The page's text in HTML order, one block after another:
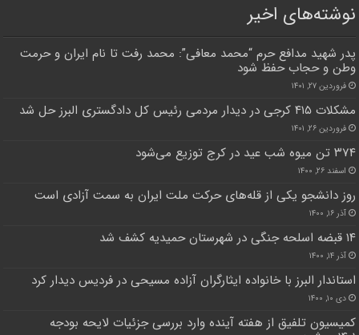
نوشته‌های اخیر
پدر شهید مدافع حرم “محمد معافی”: محمد رفت تا نام ایران و حرمت
وطن و حجاب حفظ شود
فروردین ۲۷, ۱۴۰۱
مشکلات ۴۱۵ کرجی در دیدار مردمی رئیس کل دادگستری البرز حل شد
فروردین ۲۶, ۱۴۰۱
۳۷۴ تن میوه شب عید در کرج توزیع می‌شود
اسفند ۲۶, ۱۴۰۰
روز دانشجو یکی از قله‌های حرکت ملت ایران به سمت آزادی است
آذر ۱۶, ۱۴۰۰
۱۴ قبضه اسلحه جنگی در شهرستان حمیدیه کشف شد
آذر ۱۴, ۱۴۰۰
استاندار البرز با خانواده ایثارگران آزاده مسیحی در فردیس دیدار کرد
دی ۱۰, ۱۴۰۰
کمیسیون تلفیق از هفته‌ آینده وارد بررسی جزئیات لایحه بودجه